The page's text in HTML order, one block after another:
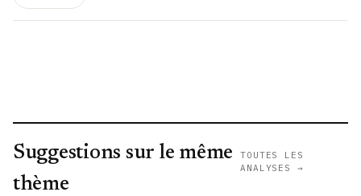
Suggestions sur le même
thème
TOUTES LES
ANALYSES →